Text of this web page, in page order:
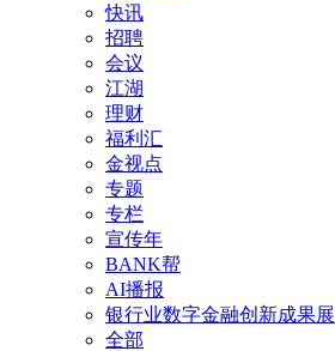
快讯
招聘
会议
江湖
理财
福利汇
金视点
专题
专栏
宣传年
BANK帮
AI播报
银行业数字金融创新成果展
全部